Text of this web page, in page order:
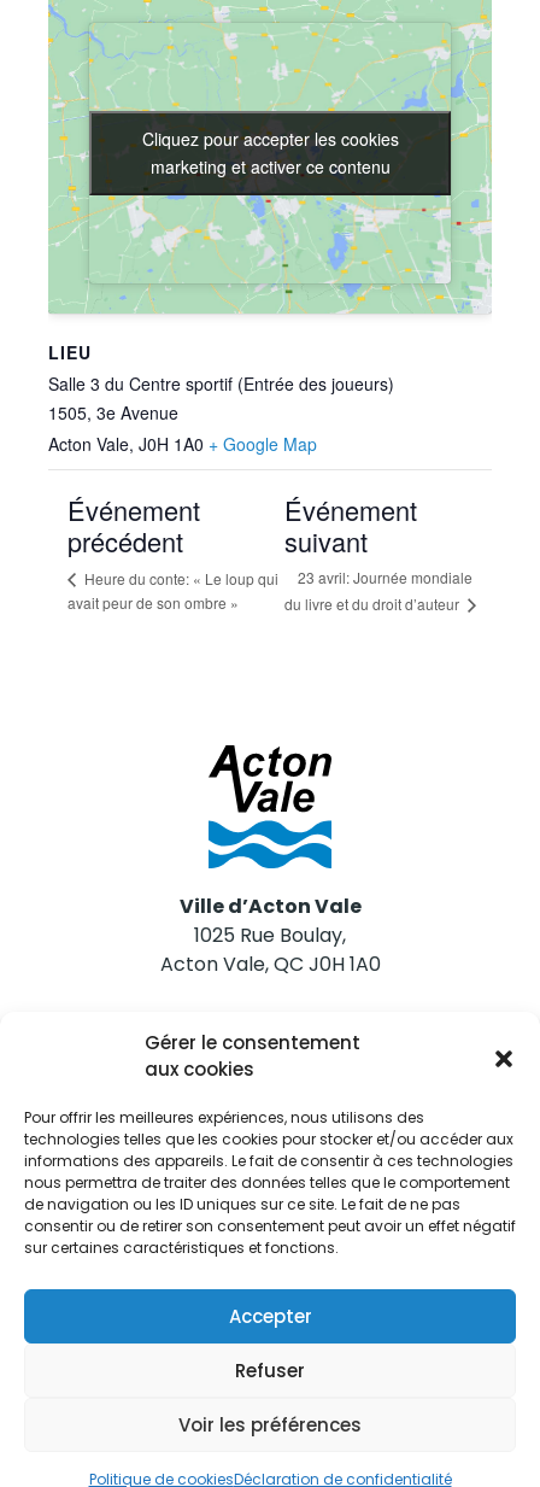
Gérer le consentement
aux cookies
Pour offrir les meilleures expériences, nous utilisons des
technologies telles que les cookies pour stocker et/ou accéder aux
informations des appareils. Le fait de consentir à ces technologies
nous permettra de traiter des données telles que le comportement
de navigation ou les ID uniques sur ce site. Le fait de ne pas
consentir ou de retirer son consentement peut avoir un effet négatif
sur certaines caractéristiques et fonctions.
Accepter
Refuser
Voir les préférences
Politique de cookiesDéclaration de confidentialité
LIEU
Salle 3 du Centre sportif (Entrée des joueurs)
1505, 3e Avenue
Acton Vale, J0H 1A0 + Google Map
Cliquez pour accepter les cookies
marketing et activer ce contenu
Cliquez pour accepter les cookies
marketing et activer ce contenu
Événement
précédent
Heure du conte: « Le loup qui
avait peur de son ombre »
Événement
suivant
23 avril: Journée mondiale
du livre et du droit d’auteur
Ville d’Acton Vale
1025 Rue Boulay,
Acton Vale, QC J0H 1A0
Nous joindre
Tél. 450 546-2703
Restez informés
Abonnez-vous aux alertes municipales
Je m'abonne
|